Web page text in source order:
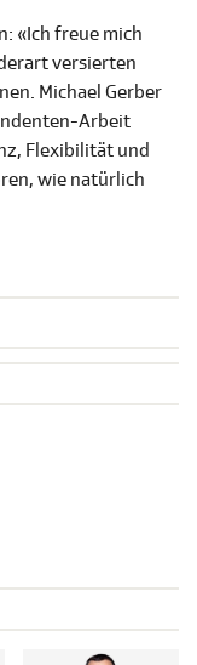
«Ich freue mich
versierten
Michael Gerber
Arbeit
Flexibilität und
wie natürlich